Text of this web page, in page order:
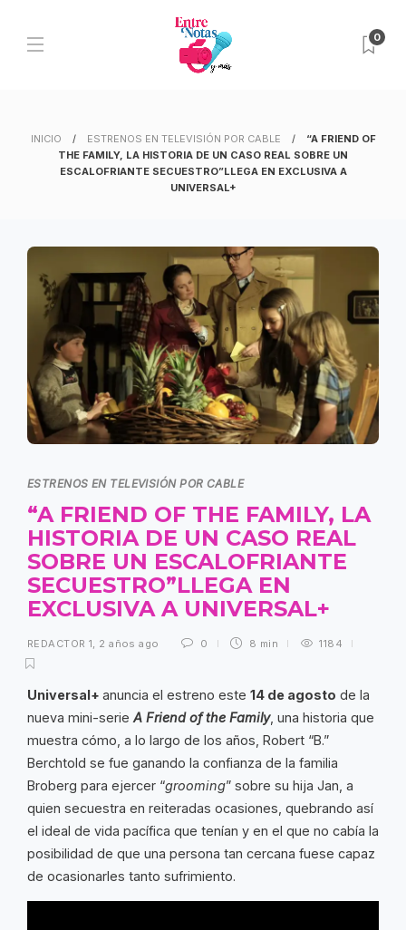
0
INICIO ESTRENOS EN TELEVISIÓN POR CABLE
“A FRIEND OF
THE FAMILY, LA HISTORIA DE UN CASO REAL SOBRE UN
ESCALOFRIANTE SECUESTRO”LLEGA EN EXCLUSIVA A
UNIVERSAL+
ESTRENOS EN TELEVISIÓN POR CABLE
“A FRIEND OF THE FAMILY, LA
HISTORIA DE UN CASO REAL
SOBRE UN ESCALOFRIANTE
SECUESTRO”LLEGA EN
EXCLUSIVA A UNIVERSAL+
REDACTOR 1, 2 años ago 0 8 min 1184
Universal+ anuncia el estreno este 14 de agosto de la
nueva mini-serie A Friend of the Family, una historia que
muestra cómo, a lo largo de los años, Robert “B.”
Berchtold se fue ganando la confianza de la familia
Broberg para ejercer “grooming” sobre su hija Jan, a
quien secuestra en reiteradas ocasiones, quebrando así
el ideal de vida pacífica que tenían y en el que no cabía la
posibilidad de que una persona tan cercana fuese capaz
de ocasionarles tanto sufrimiento.